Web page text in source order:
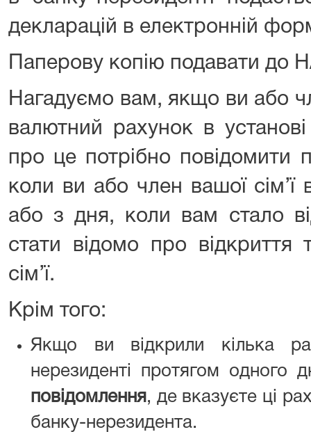
декларацій в електронній
Паперову копію подавати до
Нагадуємо вам, якщо ви або
валютний рахунок в
про це потрібно повідомити
коли ви або член вашої сім’ї
або з дня, коли вам стало
стати відомо про відкриття
сім’ї.
Крім того:
Якщо ви відкрили кілька
нерезиденті протягом одного
повідомлення, де вказуєте ці
банку-нерезидента.